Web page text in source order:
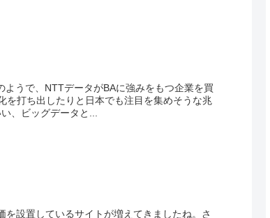
うで、NTTデータがBAに強みをもつ企業を買
を打ち出したりと日本でも注目を集めそうな兆
、ビッグデータと...
設置しているサイトが増えてきましたね。さ